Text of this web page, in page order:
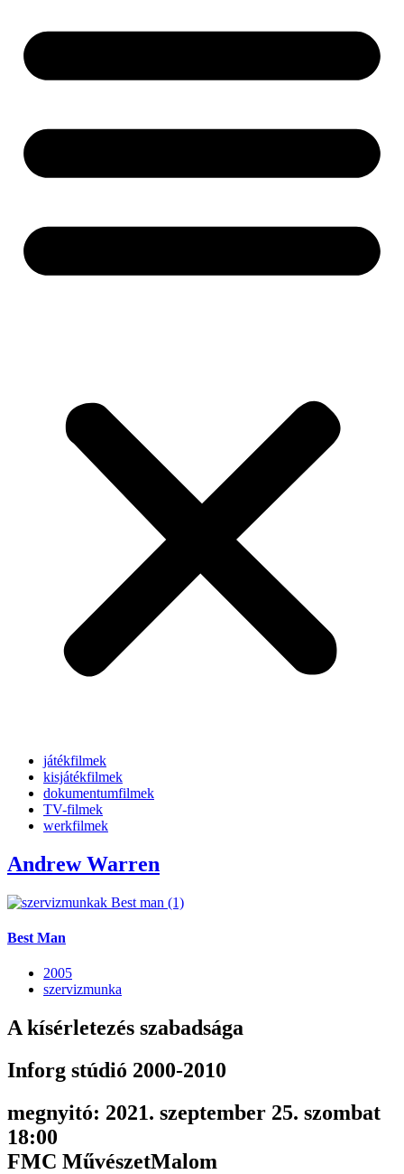
játékfilmek
kisjátékfilmek
dokumentumfilmek
TV-filmek
werkfilmek
Andrew Warren
Best Man
2005
szervizmunka
A kísérletezés szabadsága
Inforg stúdió 2000-2010
megnyitó: 2021. szeptember 25. szombat
18:00
FMC MűvészetMalom